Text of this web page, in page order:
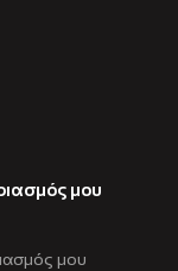
μου
μου